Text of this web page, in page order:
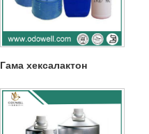
Гама хексалактон